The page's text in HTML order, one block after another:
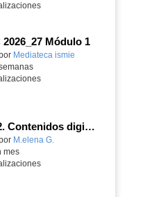
2026_27 Módulo 1
Mediateca ismie
Área 2. Contenidos digitales
educativo.
M.elena G.
mes